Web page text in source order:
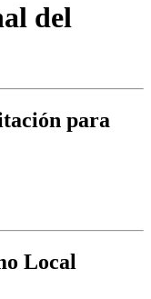
del
para
Local